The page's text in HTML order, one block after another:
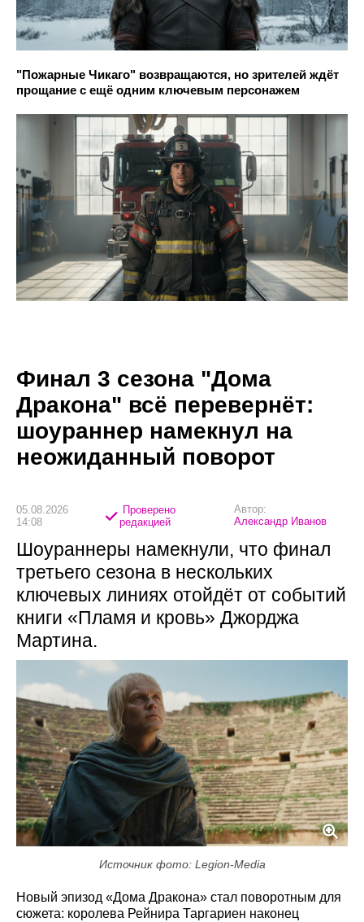
"Пожарные Чикаго" возвращаются, но зрителей ждёт
прощание с ещё одним ключевым персонажем
Финал 3 сезона "Дома
Дракона" всё перевернёт:
шоураннер намекнул на
неожиданный поворот
05.08.2026
14:08
Проверено
редакцией
Автор:
Александр Иванов
Шоураннеры намекнули, что финал
третьего сезона в нескольких
ключевых линиях отойдёт от событий
книги «Пламя и кровь» Джорджа
Мартина.
Источник фото: Legion-Media
Новый эпизод «Дома Дракона» стал поворотным для
сюжета: королева Рейнира Таргариен наконец